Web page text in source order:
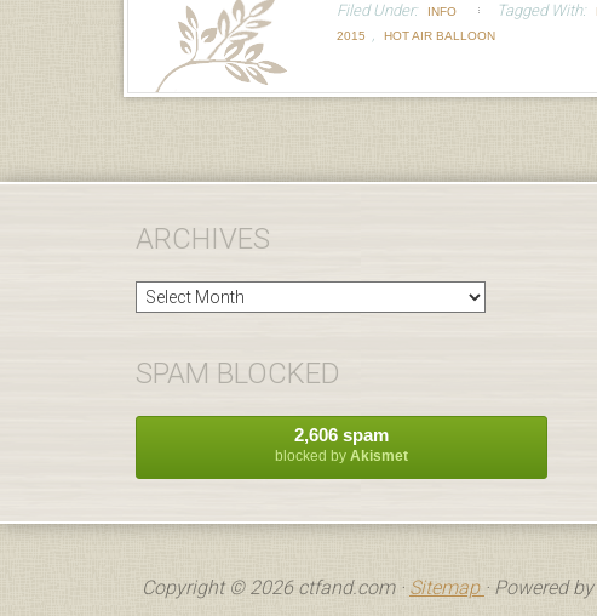
Filed Under: INFO Tagged With:
2015
, HOT AIR BALLOON
ARCHIVES
Archives
SPAM BLOCKED
2,606 spam
blocked by Akismet
Copyright © 2026 ctfand.com · Sitemap · Powered by